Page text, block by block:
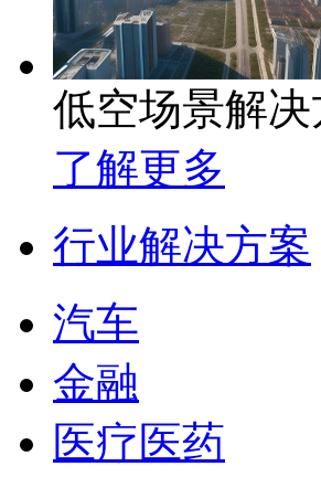
低空场景解决
了解更多
行业解决方案
汽车
金融
医疗医药